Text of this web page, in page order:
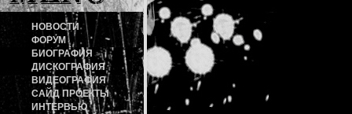
НОВОСТИ
ФОРУМ
БИОГРАФИЯ
ДИСКОГРАФИЯ
ВИДЕОГРАФИЯ
САЙД ПРОЕКТЫ
ИНТЕРВЬЮ